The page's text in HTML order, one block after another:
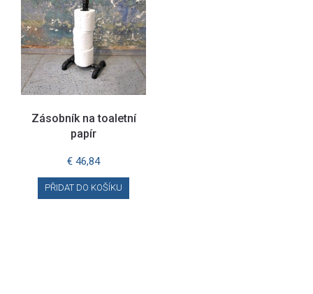
Zásobník na toaletní
papír
€ 46,84
PŘIDAT DO KOŠÍKU